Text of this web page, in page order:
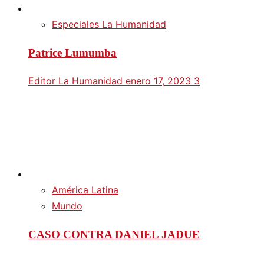
Especiales La Humanidad
Patrice Lumumba
Editor La Humanidad enero 17, 2023 3
América Latina
Mundo
CASO CONTRA DANIEL JADUE